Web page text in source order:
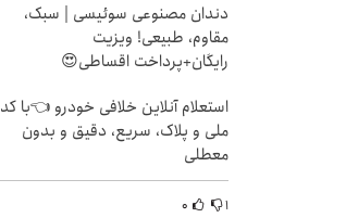
دندان مصنوعی سوئیسی | سبک،
مقاوم، طبیعی! ویزیت
رایگان+پرداخت اقساطی😍
استعلام آنلاین خلافی خودرو 👈با کد
ملی و پلاک، سریع، دقیق و بدون
معطلی
۱ ۰